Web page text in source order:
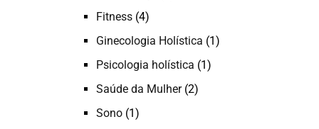
Fitness (4)
Ginecologia Holística (1)
Psicologia holística (1)
Saúde da Mulher(2)
Sono (1)